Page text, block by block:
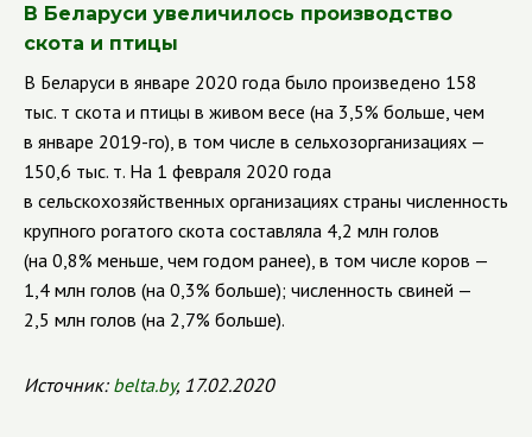
В Беларуси увеличилось производство
скота и птицы
В Беларуси в январе 2020 года было произведено 158
тыс. т скота и птицы в живом весе (на 3,5% больше, чем
в январе 2019-го), в том числе в сельхозорганизациях —
150,6 тыс. т. На 1 февраля 2020 года
в сельскохозяйственных организациях страны численность
крупного рогатого скота составляла 4,2 млн голов
(на 0,8% меньше, чем годом ранее), в том числе коров —
1,4 млн голов (на 0,3% больше); численность свиней —
2,5 млн голов (на 2,7% больше).
Источник: belta.by, 17.02.2020